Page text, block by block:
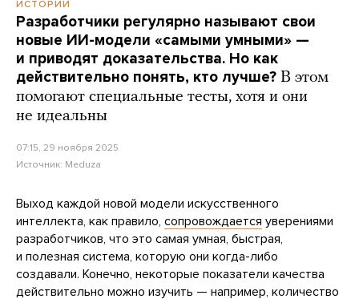
ИСТОРИИ
Разработчики регулярно называют свои
новые ИИ-модели «самыми умными» —
и приводят доказательства. Но как
действительно понять, кто лучше? В этом
помогают специальные тесты, хотя и они
не идеальны
07:15, 29 ноября 2025
Источник: Meduza
Выход каждой новой модели искусственного
интеллекта, как правило, сопровождается уверениями
разработчиков, что это самая умная, быстрая,
и полезная система, которую они когда-либо
создавали. Конечно, некоторые показатели качества
действительно можно изучить — например, количество